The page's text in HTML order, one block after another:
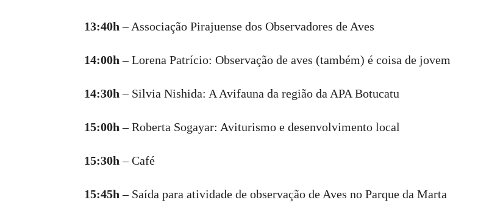
13:40h – Associação Pirajuense dos Observadores de Aves
14:00h – Lorena Patrício: Observação de aves (também) é coisa de jovem
14:30h – Silvia Nishida: A Avifauna da região da APA Botucatu
15:00h – Roberta Sogayar: Aviturismo e desenvolvimento local
15:30h – Café
15:45h – Saída para atividade de observação de Aves no Parque da Marta